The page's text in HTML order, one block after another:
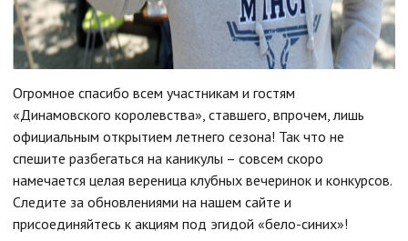
Огромное спасибо всем участникам и гостям
«Динамовского королевства», ставшего, впрочем, лишь
официальным открытием летнего сезона! Так что не
спешите разбегаться на каникулы – совсем скоро
намечается целая вереница клубных вечеринок и конкурсов.
Следите за обновлениями на нашем сайте и
присоединяйтесь к акциям под эгидой «бело-синих»!